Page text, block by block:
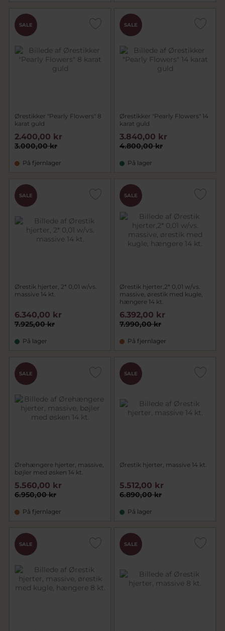
SALE
Ørestikker "Pearly Flowers" 8
karat guld
3.000,00 kr
2.400,00 kr
På fjernlager
SALE
Ørestikker "Pearly Flowers" 14
karat guld
4.800,00 kr
3.840,00 kr
På lager
SALE
Ørestik hjerter, 2* 0,01 w/vs.
massive 14 kt.
7.925,00 kr
6.340,00 kr
På lager
SALE
Ørestik hjerter,2* 0,01 w/vs.
massive, ørestik med kugle,
hængere 14 kt.
7.990,00 kr
6.392,00 kr
På fjernlager
SALE
Ørehængere hjerter, massive,
bøjler med øsken 14 kt.
6.950,00 kr
5.560,00 kr
På fjernlager
SALE
Ørestik hjerter, massive 14 kt.
6.890,00 kr
5.512,00 kr
På lager
SALE SALE